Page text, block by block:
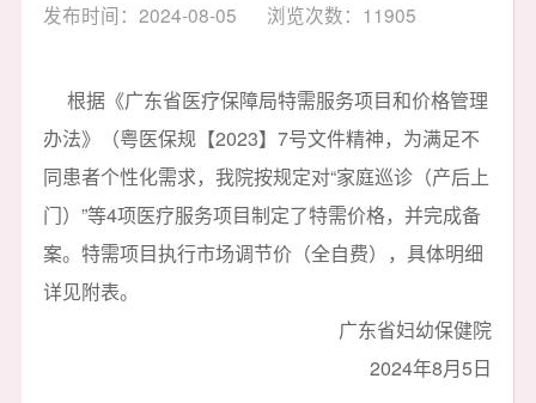
发布时间：2024-08-05 浏览次数：11905
根据《广东省医疗保障局特需服务项目和价格管理
办法》（粤医保规【2023】7号文件精神，为满足不
同患者个性化需求，我院按规定对“家庭巡诊（产后上
门）”等4项医疗服务项目制定了特需价格，并完成备
案。特需项目执行市场调节价（全自费），具体明细
详见附表。
广东省妇幼保健院
2024年8月5日